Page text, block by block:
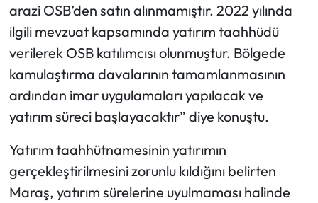
arazi OSB’den satın alınmamıştır. 2022 yılında
ilgili mevzuat kapsamında yatırım taahhüdü
verilerek OSB katılımcısı olunmuştur. Bölgede
kamulaştırma davalarının tamamlanmasının
ardından imar uygulamaları yapılacak ve
yatırım süreci başlayacaktır” diye konuştu.
Yatırım taahhütnamesinin yatırımın
gerçekleştirilmesini zorunlu kıldığını belirten
Maraş, yatırım sürelerine uyulmaması halinde